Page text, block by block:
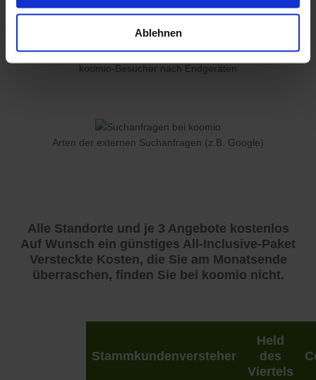
haben.
Ablehnen
koomio-Besucher nach Endgeräten
Arten der externen Suchanfragen (z.B. Google)
Alle Standorte und je 3 Angebote kostenlos
Auf Wunsch ein günstiges All-Inclusive-Paket
Versteckte Kosten, die Sie am Monatsende
überraschen, finden Sie bei koomio nicht.
Stammkundenversteher
Held
des
Viertels